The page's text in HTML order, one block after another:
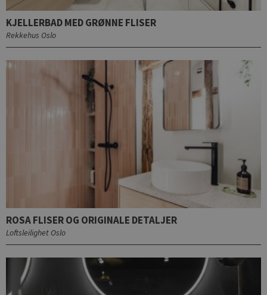
KJELLERBAD MED GRØNNE FLISER
Rekkehus Oslo
ROSA FLISER OG ORIGINALE DETALJER
Loftsleilighet Oslo